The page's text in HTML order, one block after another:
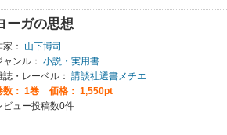
ーガの思想
家：
山下博司
ャンル： 小説・実用書
誌・レーベル： 講談社選書メチエ
数： 1巻
価格： 1,550pt
ビュー投稿数0件